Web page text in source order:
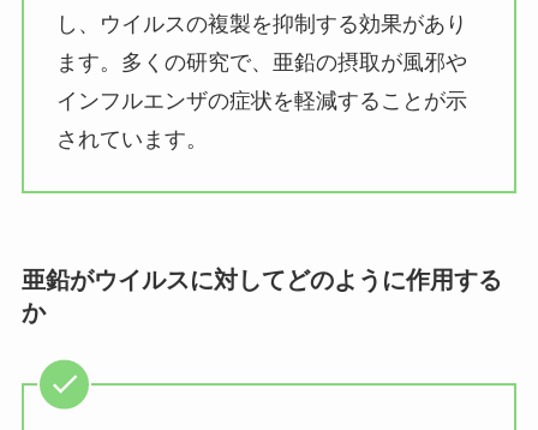
し、ウイルスの複製を抑制する効果があり
ます。多くの研究で、亜鉛の摂取が風邪や
インフルエンザの症状を軽減することが示
されています。
亜鉛がウイルスに対してどのように作用する
か